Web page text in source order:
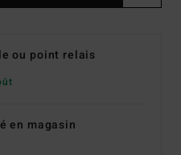
ou point relais
en magasin